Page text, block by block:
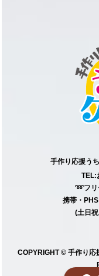
手作り応援う
TEL:
➿フリ
携帯・
(土日
COPYRIGHT © 手作り